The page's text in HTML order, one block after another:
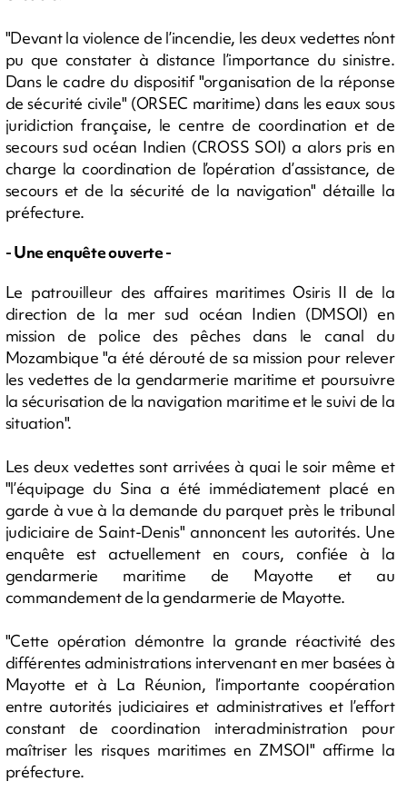
"Devant la violence de l’incendie, les deux vedettes n’ont
pu que constater à distance l’importance du sinistre.
Dans le cadre du dispositif "organisation de la réponse
de sécurité civile" (ORSEC maritime) dans les eaux sous
juridiction française, le centre de coordination et de
secours sud océan Indien (CROSS SOI) a alors pris en
charge la coordination de l’opération d’assistance, de
secours et de la sécurité de la navigation" détaille la
préfecture.
- Une enquête ouverte -
Le patrouilleur des affaires maritimes Osiris II de la
direction de la mer sud océan Indien (DMSOI) en
mission de police des pêches dans le canal du
Mozambique "a été dérouté de sa mission pour relever
les vedettes de la gendarmerie maritime et poursuivre
la sécurisation de la navigation maritime et le suivi de la
situation".
Les deux vedettes sont arrivées à quai le soir même et
"l’équipage du Sina a été immédiatement placé en
garde à vue à la demande du parquet près le tribunal
judiciaire de Saint-Denis" annoncent les autorités. Une
enquête est actuellement en cours, confiée à la
gendarmerie maritime de Mayotte et au
commandement de la gendarmerie de Mayotte.
"Cette opération démontre la grande réactivité des
différentes administrations intervenant en mer basées à
Mayotte et à La Réunion, l’importante coopération
entre autorités judiciaires et administratives et l’effort
constant de coordination interadministration pour
maîtriser les risques maritimes en ZMSOI" affirme la
préfecture.